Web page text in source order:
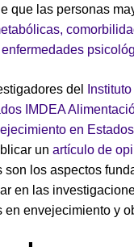
que las personas
del
IMDEA
en
un artículo de
son los aspectos
en las
en envejecimiento y